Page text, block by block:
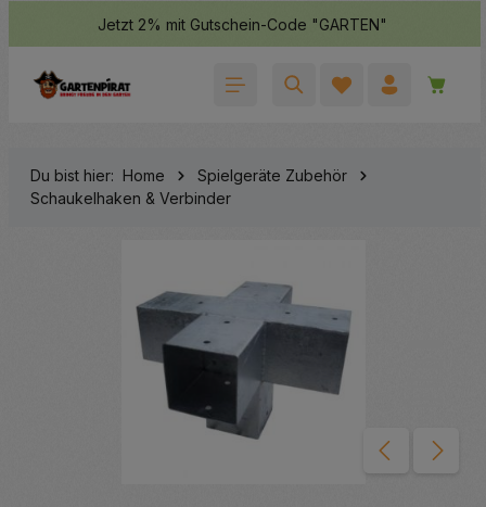
springenJetzt 2% mit Gutschein-Code "GARTEN"
Du bist hier: Home
Spielgeräte Zubehör
Schaukelhaken & Verbinder